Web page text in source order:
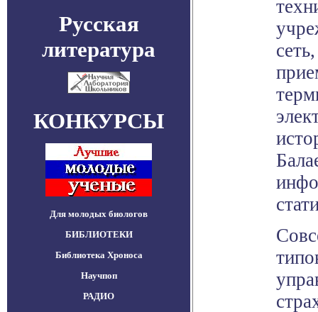
Русская
литература
КОНКУРСЫ
Для молодых биологов
БИБЛИОТЕКИ
Библиотека Хроноса
Научпоп
РАДИО